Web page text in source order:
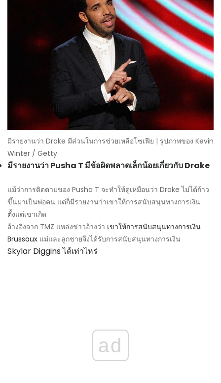
มีรายงานว่า Drake มีส่วนในการช่วยเหลือโซเฟีย | รูปภาพของ Kevin
Winter / Getty
มีรายงานว่า Pusha T มีข้อผิดพลาดเล็กน้อยเกี่ยวกับ Drake
แม้ว่าการติดตามของ Pusha T จะทำให้ดูเหมือนว่า Drake ไม่ได้ก้าว
ขึ้นมาเป็นพ่อคน แต่ก็มีรายงานว่าเขาให้การสนับสนุนทางการเงิน
ตั้งแต่เขาเกิด
อ้างอิงจาก TMZ แหล่งข่าวอ้างว่า เขาให้การสนับสนุนทางการเงิน
Brussaux แม่และลูกชายจึงได้รับการสนับสนุนทางการเงิน
Skylar Diggins ได้เท่าไหร่
ad